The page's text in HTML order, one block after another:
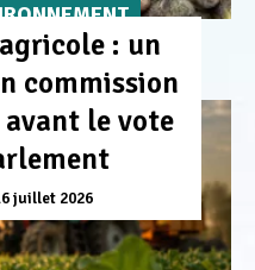
: un
commission
le vote
juillet 2026